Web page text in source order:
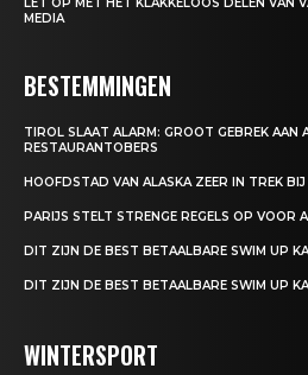
MEDIA
BESTEMMINGEN
TIROL SLAAT ALARM: GROOT GEBREK AAN
RESTAURANTOBERS
HOOFDSTAD VAN ALASKA ZEER IN TREK
PARIJS STELT STRENGE REGELS OP VOOR
DIT ZIJN DE BEST BETAALBARE SWIM UP
DIT ZIJN DE BEST BETAALBARE SWIM UP
WINTERSPORT